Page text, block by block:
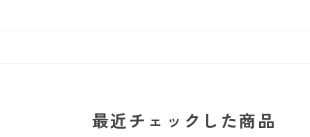
最近チェックした商品